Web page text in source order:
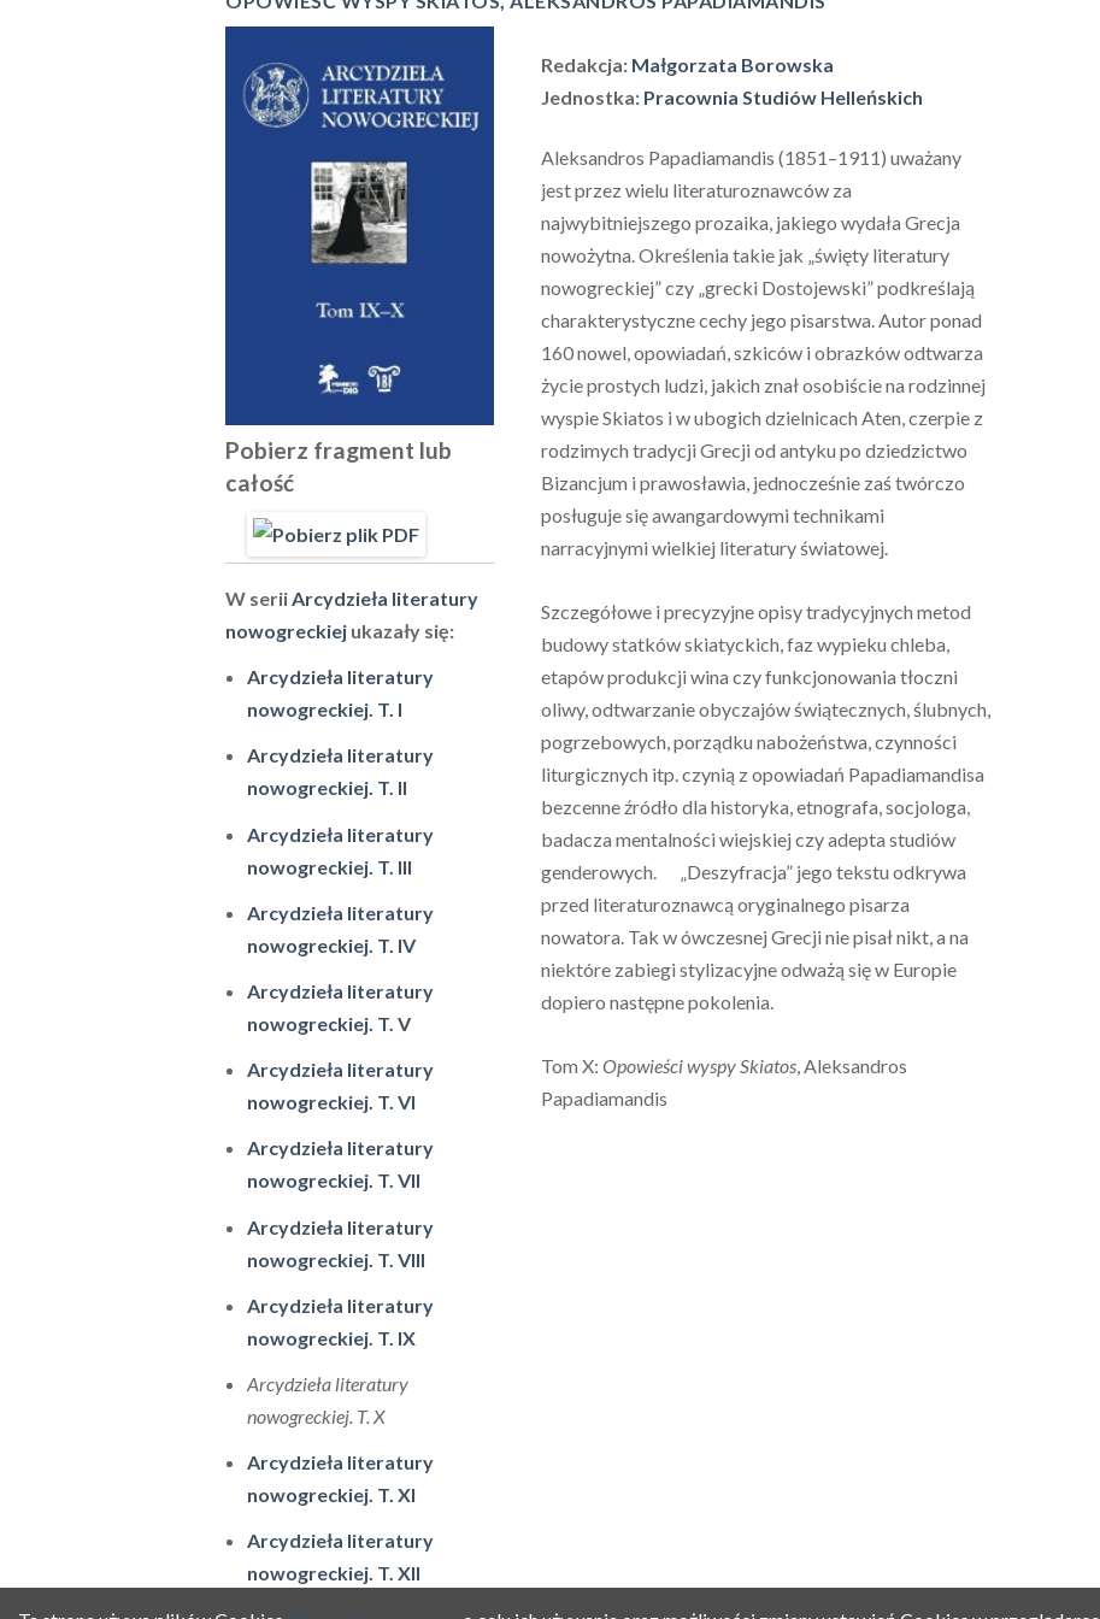
Pobierz fragment lub
całość
W seriiArcydzieła literatury
nowogreckiej ukazały się:
Arcydzieła literatury
nowogreckiej. T. I
Arcydzieła literatury
nowogreckiej. T. II
Arcydzieła literatury
nowogreckiej. T. III
Arcydzieła literatury
nowogreckiej. T. IV
Arcydzieła literatury
nowogreckiej. T. V
Arcydzieła literatury
nowogreckiej. T. VI
Arcydzieła literatury
nowogreckiej. T. VII
Arcydzieła literatury
nowogreckiej. T. VIII
Arcydzieła literatury
nowogreckiej. T. IX
Arcydzieła literatury
nowogreckiej. T. X
Arcydzieła literatury
nowogreckiej. T. XI
Arcydzieła literatury
nowogreckiej. T. XII
Redakcja: Małgorzata Borowska
Jednostka: Pracownia Studiów Helleńskich
Aleksandros Papadiamandis (1851–1911) uważany
jest przez wielu literaturoznawców za
najwybitniejszego prozaika, jakiego wydała Grecja
nowożytna. Określenia takie jak „święty literatury
nowogreckiej” czy „grecki Dostojewski” podkreślają
charakterystyczne cechy jego pisarstwa. Autor ponad
160 nowel, opowiadań, szkiców i obrazków odtwarza
życie prostych ludzi, jakich znał osobiście na rodzinnej
wyspie Skiatos i w ubogich dzielnicach Aten, czerpie z
rodzimych tradycji Grecji od antyku po dziedzictwo
Bizancjum i prawosławia, jednocześnie zaś twórczo
posługuje się awangardowymi technikami
narracyjnymi wielkiej literatury światowej.
Szczegółowe i precyzyjne opisy tradycyjnych metod
budowy statków skiatyckich, faz wypieku chleba,
etapów produkcji wina czy funkcjonowania tłoczni
oliwy, odtwarzanie obyczajów świątecznych, ślubnych,
pogrzebowych, porządku nabożeństwa, czynności
liturgicznych itp. czynią z opowiadań Papadiamandisa
bezcenne źródło dla historyka, etnografa, socjologa,
badacza mentalności wiejskiej czy adepta studiów
genderowych. „Deszyfracja” jego tekstu odkrywa
przed literaturoznawcą oryginalnego pisarza
nowatora. Tak w ówczesnej Grecji nie pisał nikt, a na
niektóre zabiegi stylizacyjne odważą się w Europie
dopiero następne pokolenia.
Tom X:Opowieści wyspy Skiatos , Aleksandros
Papadiamandis